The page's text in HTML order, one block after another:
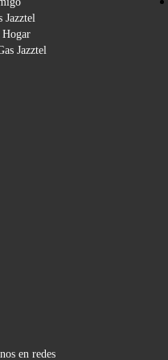
Jazztel
Hogar
Jazztel
en redes